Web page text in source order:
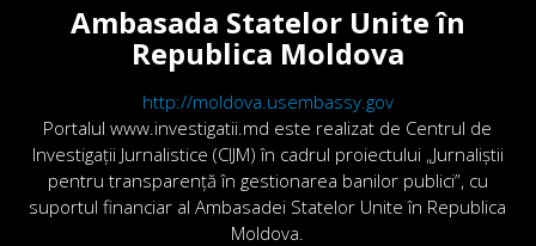
Ambasada Statelor Unite în
Republica Moldova
http://moldova.usembassy.gov
Portalul www.investigatii.md este realizat de Centrul de
Investigații Jurnalistice (CIJM) în cadrul proiectului „Jurnaliștii
pentru transparență în gestionarea banilor publici”, cu
suportul financiar al Ambasadei Statelor Unite în Republica
Moldova.